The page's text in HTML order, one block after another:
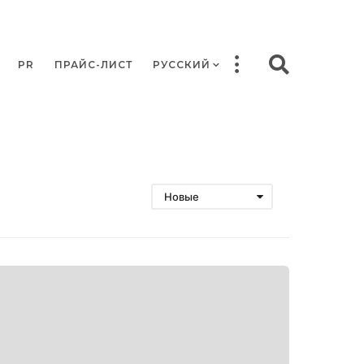
PR ПРАЙС-ЛИСТ РУССКИЙ
Новые